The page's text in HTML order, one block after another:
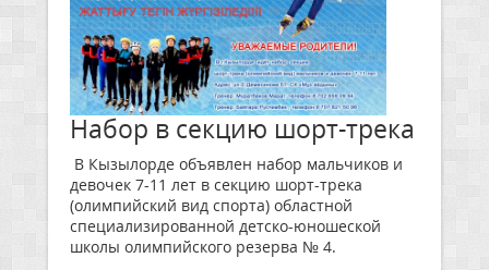
Набор в секцию шорт-трека
В Кызылорде объявлен набор мальчиков и
девочек 7-11 лет в секцию шорт-трека
(олимпийский вид спорта) областной
специализированной детско-юношеской
школы олимпийского резерва № 4.